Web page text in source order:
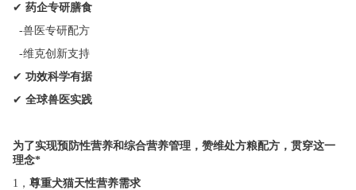
✔ 药企专研膳食
-兽医专研配方
-维克创新支持
✔ 功效科学有据
✔ 全球兽医实践
为了实现预防性营养和综合营养管理，赞维处方粮配方，贯穿这一
理念*
1 ， 尊重犬猫天性营养需求